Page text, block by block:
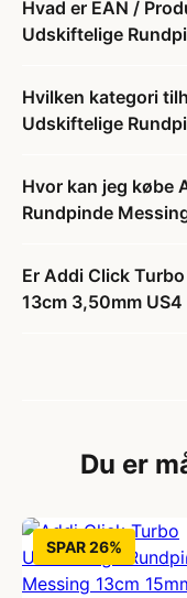
Hvad er EAN /
Udskiftelige
Hvilken kategori
Udskiftelige
Hvor kan jeg købe
Rundpinde
Er Addi Click
13cm 3,50mm
Du er
SPAR 26%